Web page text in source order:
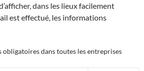
dans les lieux facilement
est effectué, les informations
dans toutes les entreprises